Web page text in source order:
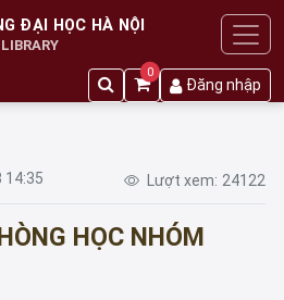
ĐẠI HỌC HÀ NỘI
0
Đăng nhập
Lượt xem: 24122
HỌC NHÓM